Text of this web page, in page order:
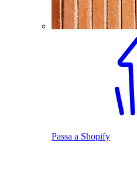
Passa a Shopify